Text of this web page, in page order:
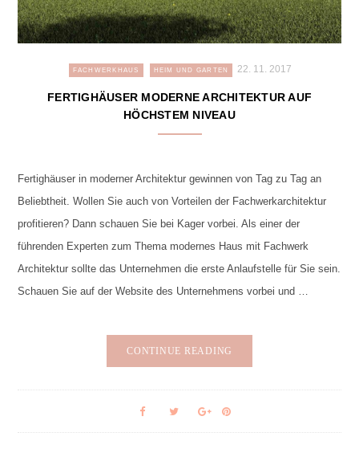
FACHWERKHAUS HEIM UND GARTEN 22. 11. 2017
FERTIGHÄUSER MODERNE ARCHITEKTUR AUF
HÖCHSTEM NIVEAU
Fertighäuser in moderner Architektur gewinnen von Tag zu Tag an
Beliebtheit. Wollen Sie auch von Vorteilen der Fachwerkarchitektur
profitieren? Dann schauen Sie bei Kager vorbei. Als einer der
führenden Experten zum Thema modernes Haus mit Fachwerk
Architektur sollte das Unternehmen die erste Anlaufstelle für Sie sein.
Schauen Sie auf der Website des Unternehmens vorbei und …
CONTINUE READING